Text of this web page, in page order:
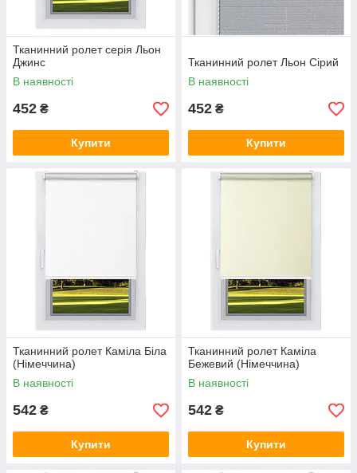
Тканинний ролет серія Льон
Джинс
В наявності
452 ₴
Купити
Тканинний ролет Льон Сірий
В наявності
452 ₴
Купити
Тканинний ролет Каміла Біла
(Німеччина)
В наявності
542 ₴
Купити
Тканинний ролет Каміла
Бежевий (Німеччина)
В наявності
542 ₴
Купити